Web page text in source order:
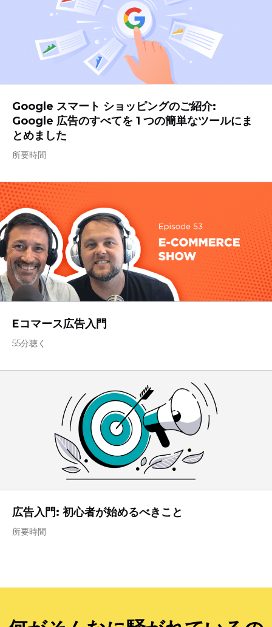
Google スマート ショッピングのご紹介:
Google 広告のすべてを 1 つの簡単なツールにま
とめました
所要時間
Eコマース広告入門
55分聴く
広告入門: 初心者が始めるべきこと
所要時間